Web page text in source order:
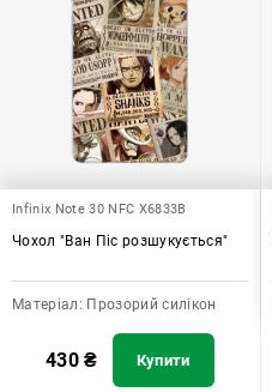
Infinix Note 30 NFC X6833B
Чохол "Ван Піс розшукується"
Матеріал: Прозорий силікон
430₴ Купити